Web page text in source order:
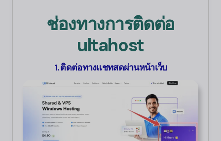
ช่องทางการติดต่อ
ultahost
1. ติดต่อทางแชทสดผ่านหน้าเว็บ